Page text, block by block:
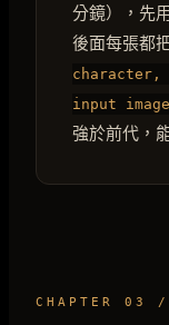
分鏡），先
後面每張都
character,
input image
強於前代，
CHAPTER 03 /